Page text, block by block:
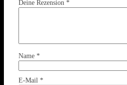
Deine Rezension *
Name *
E-Mail *